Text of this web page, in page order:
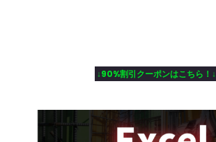
↓90%割引クーポンはこちら！↓